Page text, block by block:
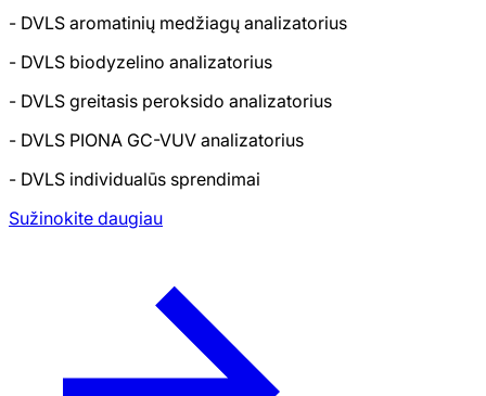
- DVLS aromatinių medžiagų analizatorius
- DVLS biodyzelino analizatorius
- DVLS greitasis peroksido analizatorius
- DVLS PIONA GC-VUV analizatorius
- DVLS individualūs sprendimai
Sužinokite daugiau